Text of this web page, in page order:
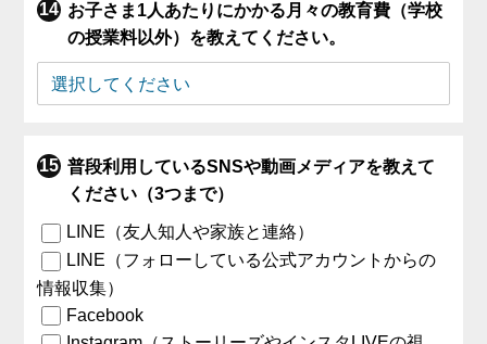
お子さま1人あたりにかかる月々の教育費（学校
の授業料以外）を教えてください。
普段利用しているSNSや動画メディアを教えて
ください（3つまで）
LINE（友人知人や家族と連絡）
LINE（フォローしている公式アカウントからの
情報収集）
Facebook